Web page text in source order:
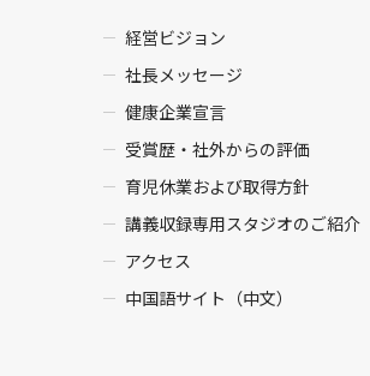
経営ビジョン
社長メッセージ
健康企業宣言
受賞歴・社外からの評価
育児休業および取得方針
講義収録専用スタジオのご紹介
アクセス
中国語サイト（中文）